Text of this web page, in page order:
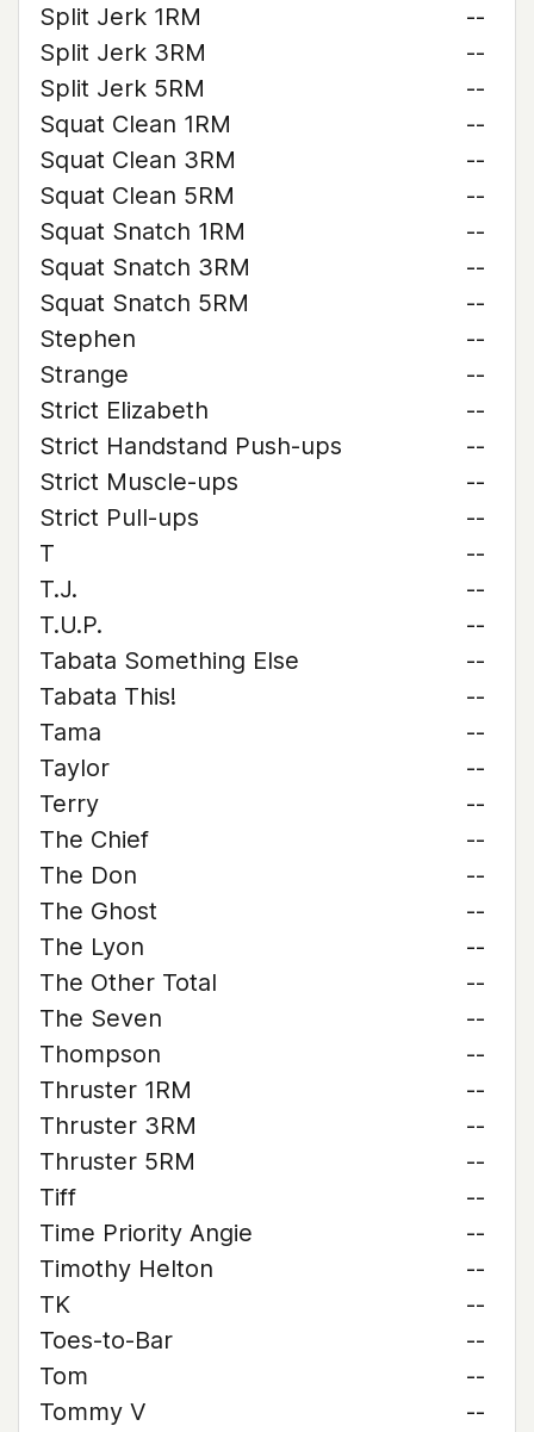
Split Jerk 1RM
--
Split Jerk 3RM
--
Split Jerk 5RM
--
Squat Clean 1RM
--
Squat Clean 3RM
--
Squat Clean 5RM
--
Squat Snatch 1RM
--
Squat Snatch 3RM
--
Squat Snatch 5RM
--
Stephen
--
Strange
--
Strict Elizabeth
--
Strict Handstand Push-ups
--
Strict Muscle-ups
--
Strict Pull-ups
--
T
--
T.J.
--
T.U.P.
--
Tabata Something Else
--
Tabata This!
--
Tama
--
Taylor
--
Terry
--
The Chief
--
The Don
--
The Ghost
--
The Lyon
--
The Other Total
--
The Seven
--
Thompson
--
Thruster 1RM
--
Thruster 3RM
--
Thruster 5RM
--
Tiff
--
Time Priority Angie
--
Timothy Helton
--
TK
--
Toes-to-Bar
--
Tom
--
Tommy V
--